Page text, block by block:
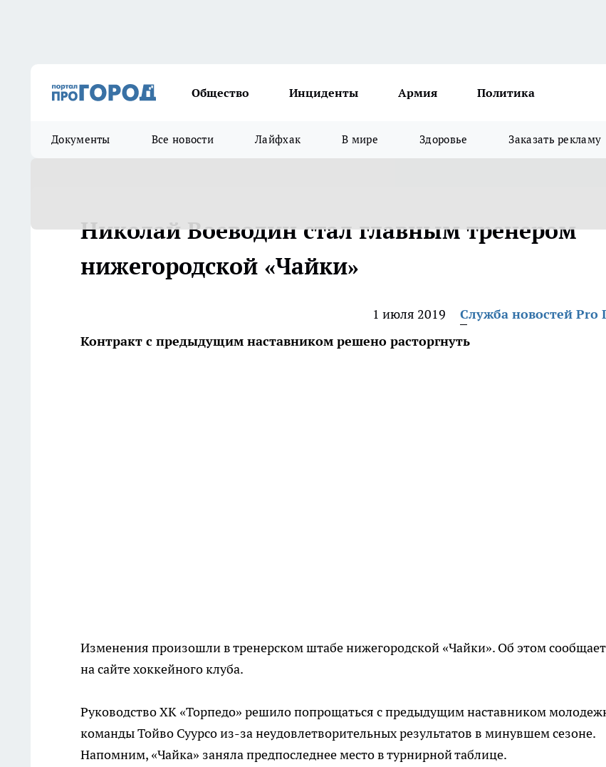
Общество Инциденты Армия Политика
Документы Все новости Лайфхак В мире Здоровье Заказать рекламу
Николай Воеводин стал главным тренером
нижегородской «Чайки»
1 июля 2019
Служба новостей Pro
Контракт с предыдущим наставником решено расторгнуть
Изменения произошли в тренерском штабе нижегородской «Чайки». Об этом
на сайте хоккейного клуба.
Руководство ХК «Торпедо» решило попрощаться с предыдущим наставником
команды Тойво Суурсо из-за неудовлетворительных результатов в минувшем сезоне.
Напомним, «Чайка» заняла предпоследнее место в турнирной таблице.